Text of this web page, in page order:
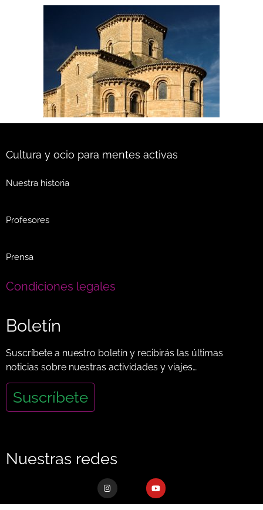
Cultura y ocio para mentes activas
Nuestra historia
Profesores
Prensa
Condiciones legales
Boletín
Suscríbete a nuestro boletín y recibirás las últimas
noticias sobre nuestras actividades y viajes…
Suscríbete
Nuestras redes